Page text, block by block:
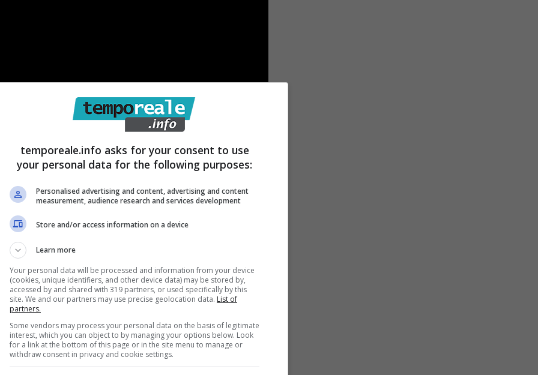
aiuta, per tanti non è semplice far quadrare i conti
le misure di sostegno messe in atto dal Governo
per determinate categorieun bonus di 500
. Ma di che cosa si tratta?
a te” per i nuclei familiari
di beni alimentari di
Fondo Alimentare 2025 pubblicato nella
. Detto decreto contiene le indicazioni operative
temporeale.info asks for your consent to use
your personal data for the following purposes:
Personalised advertising and content, advertising and content
measurement, audience research and services development
Store and/or access information on a device
Learn more
Your personal data will be processed and information from your device
(cookies, unique identifiers, and other device data) may be stored by,
accessed by and shared with 319 partners, or used specifically by this
site. We and our partners may use precise geolocation data. List of
partners.
Some vendors may process your personal data on the basis of legitimate
interest, which you can object to by managing your options below. Look
for a link at the bottom of this page or in the site menu to manage or
withdraw consent in privacy and cookie settings.